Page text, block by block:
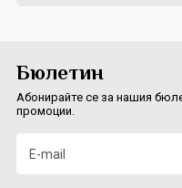
Бюлетин
Абонирайте се за нашия
промоции.